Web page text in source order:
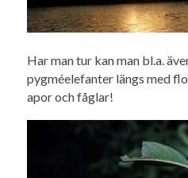
Har man tur kan man bl.a.
pygméelefanter längs med
apor och fåglar!